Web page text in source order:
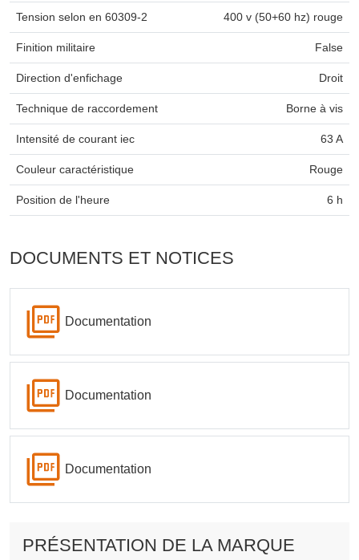
Tension selon en 60309-2 400 v (50+60 hz) rouge
Finition militaire False
Direction d'enfichage Droit
Technique de raccordement Borne à vis
Intensité de courant iec 63 A
Couleur caractéristique Rouge
Position de l'heure 6 h
DOCUMENTS ET NOTICES
Documentation
Documentation
Documentation
PRÉSENTATION DE LA MARQUE